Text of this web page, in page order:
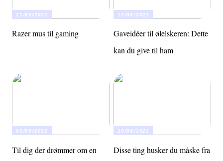
21/09/2022
Razer mus til gaming
11/09/2022
Gaveidéer til ølelskeren: Dette
kan du give til ham
05/09/2022
Til dig der drømmer om en
20/08/2022
Disse ting husker du måske fra